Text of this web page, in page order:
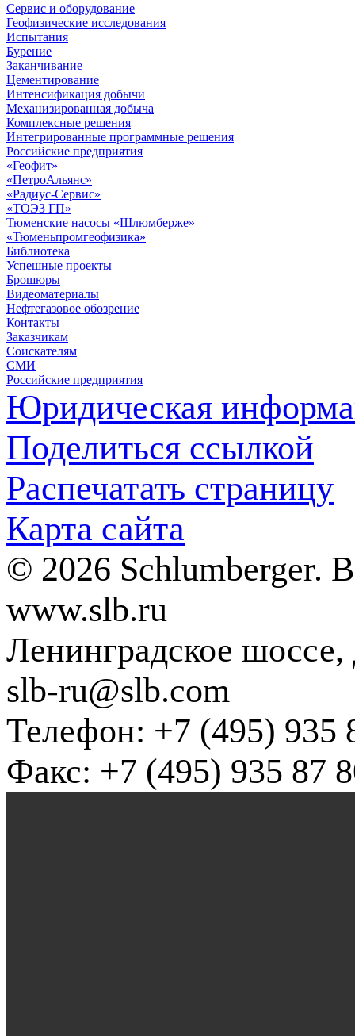
Сервис и оборудование
Геофизические исследования
Испытания
Бурение
Заканчивание
Цементирование
Интенсификация добычи
Механизированная добыча
Комплексные решения
Интегрированные программные решения
Российские предприятия
«Геофит»
«ПетроАльянс»
«Радиус-Сервис»
«ТОЭЗ ГП»
Тюменские насосы «Шлюмберже»
«Тюменьпромгеофизика»
Библиотека
Успешные проекты
Брошюры
Видеоматериалы
Нефтегазовое обозрение
Контакты
Заказчикам
Соискателям
СМИ
Российские предприятия
Юридическая
Поделиться ссылкой
Распечатать страницу
Карта сайта
© 2026 Schlumberger.
www.slb.ru
Ленинградское
slb-ru@slb.com
Телефон: +7 (495) 935
Факс: +7 (495) 935 87